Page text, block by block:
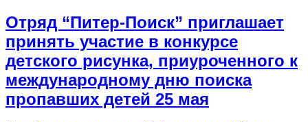
Отряд “Питер-Поиск” приглашает
принять участие в конкурсе
детского рисунка, приуроченного к
международному дню поиска
пропавших детей 25 мая